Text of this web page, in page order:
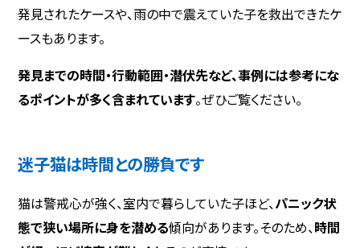
発見されたケースや、雨の中で震えていた子を救出できたケ
ースもあります。
発見までの時間・行動範囲・潜伏先など、事例には参考にな
るポイントが多く含まれています。ぜひご覧ください。
迷子猫は時間との勝負です
猫は警戒心が強く、室内で暮らしていた子ほど、パニック状
態で狭い場所に身を潜める傾向があります。そのため、時間